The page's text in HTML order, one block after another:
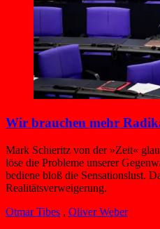
Wir brauchen mehr
Mark Schieritz von der »Zeit«
löse die Probleme unserer
bediene bloß die Sensationslust.
Realitätsverweigerung.
Otmar Tibes , Oliver Weber